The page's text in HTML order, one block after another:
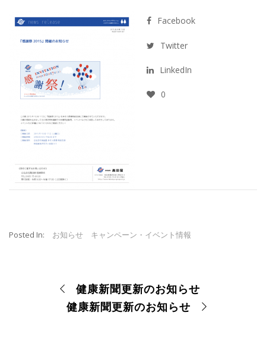
Facebook
Twitter
LinkedIn
0
Posted In: お知らせ キャンペーン・イベント情報
健康新聞更新のお知らせ
健康新聞更新のお知らせ